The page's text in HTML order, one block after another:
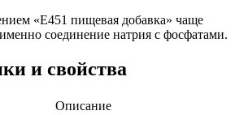
«Е451 пищевая добавка» чаще
соединение натрия с фосфатами.
и свойства
Описание